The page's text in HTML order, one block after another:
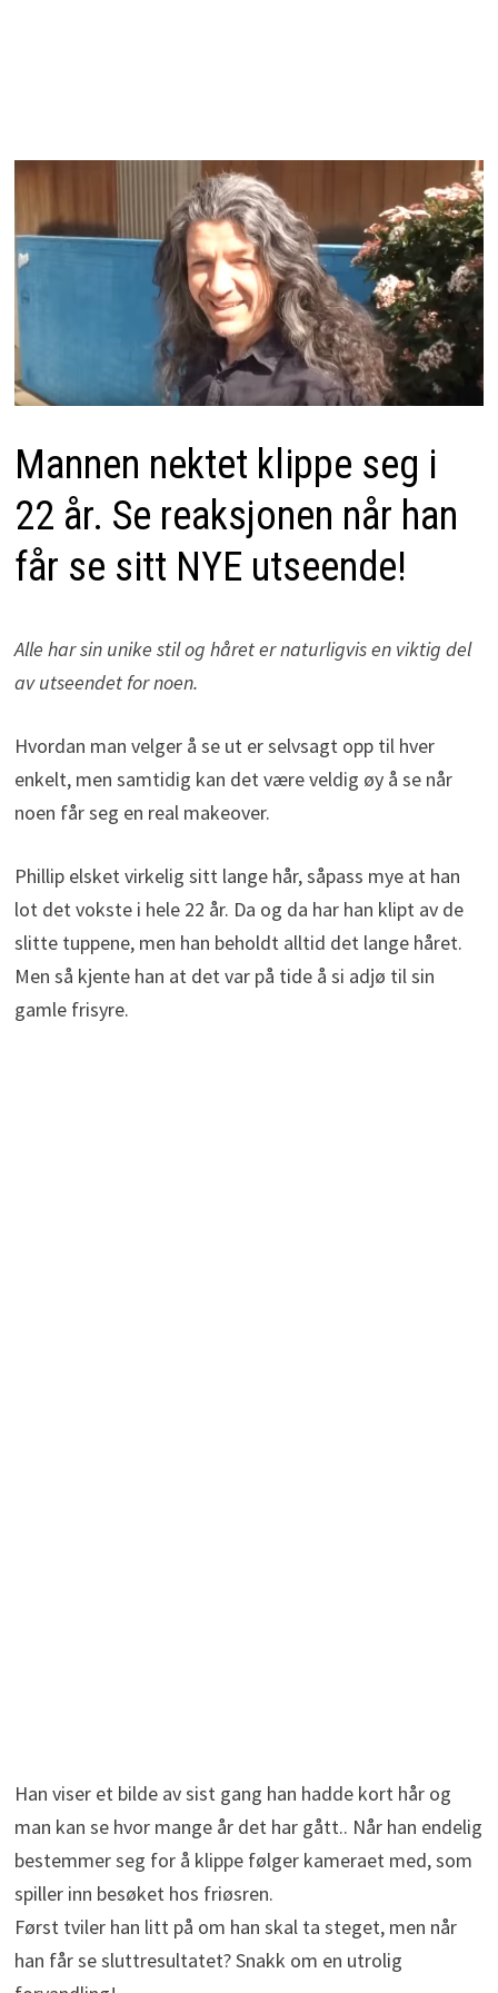
Mannen nektet klippe seg i
22 år. Se reaksjonen når han
får se sitt NYE utseende!
Alle har sin unike stil og håret er naturligvis en viktig del
av utseendet for noen.
Hvordan man velger å se ut er selvsagt opp til hver
enkelt, men samtidig kan det være veldig øy å se når
noen får seg en real makeover.
Phillip elsket virkelig sitt lange hår, såpass mye at han
lot det vokste i hele 22 år. Da og da har han klipt av de
slitte tuppene, men han beholdt alltid det lange håret.
Men så kjente han at det var på tide å si adjø til sin
gamle frisyre.
Han viser et bilde av sist gang han hadde kort hår og
man kan se hvor mange år det har gått.. Når han endelig
bestemmer seg for å klippe følger kameraet med, som
spiller inn besøket hos friøsren.
Først tviler han litt på om han skal ta steget, men når
han får se sluttresultatet? Snakk om en utrolig